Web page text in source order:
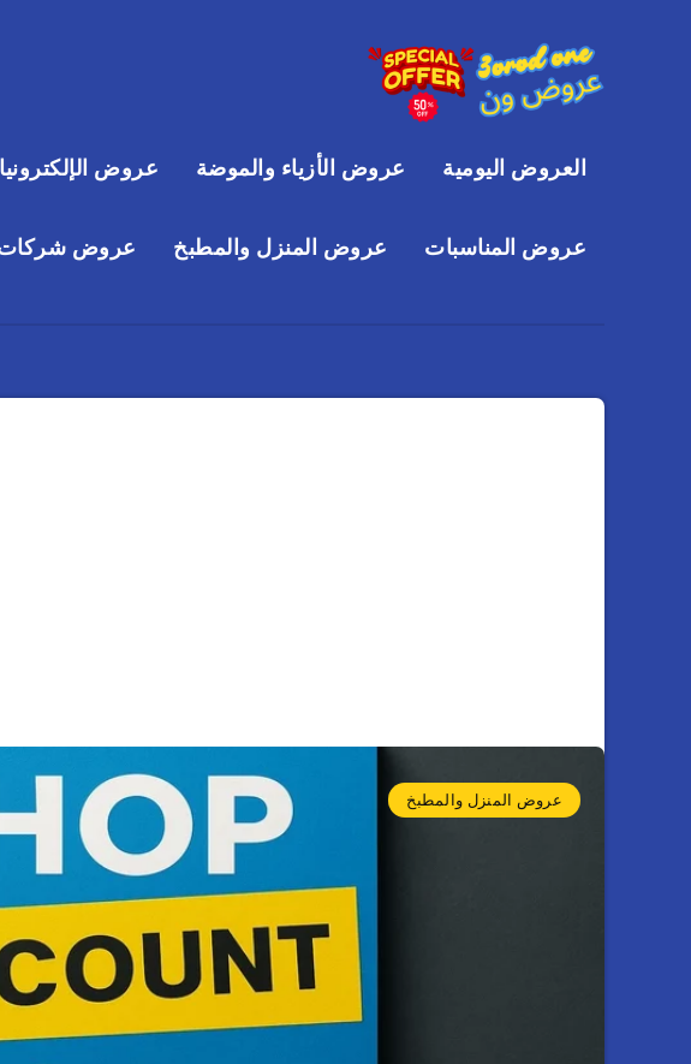
العروض اليومية عروض الأزياء والموضة عروض
عروض المناسبات عروض المنزل والمطبخ عروض شركات
عروض المنزل والمطبخ